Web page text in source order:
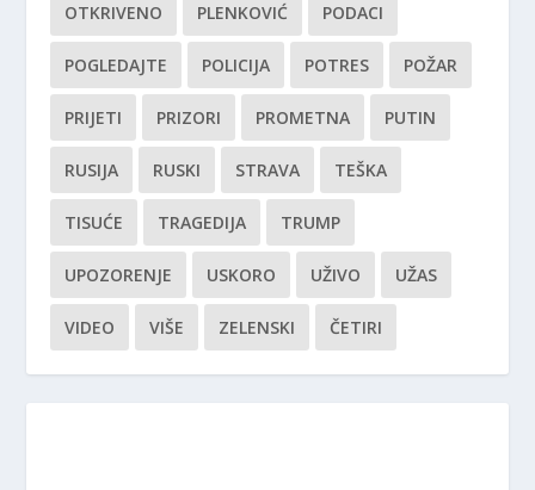
OTKRIVENO PLENKOVIĆ PODACI
POGLEDAJTE POLICIJA POTRES POŽAR
PRIJETI PRIZORI PROMETNA PUTIN
RUSIJA RUSKI STRAVA TEŠKA
TISUĆE TRAGEDIJA TRUMP
UPOZORENJE USKORO UŽIVO UŽAS
VIDEO VIŠE ZELENSKI ČETIRI